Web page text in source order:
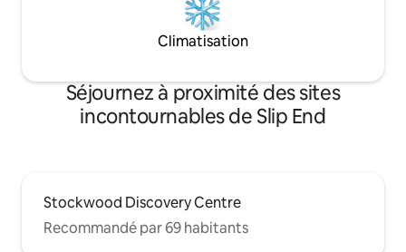
Climatisation
Séjournez à proximité des sites
incontournables de Slip End
Stockwood Discovery Centre
Recommandé par 69 habitants